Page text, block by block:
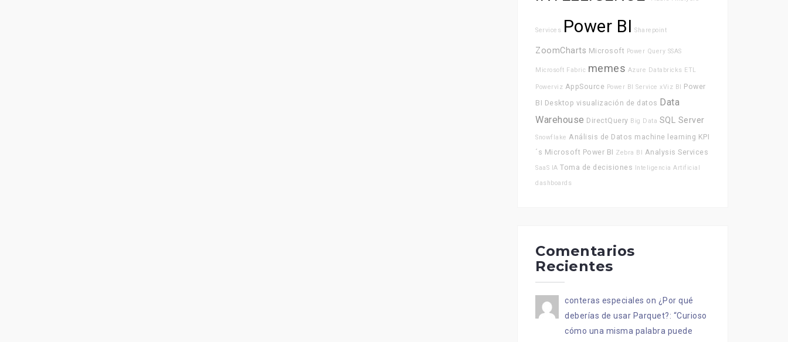
Services Power BI Sharepoint
ZoomCharts Microsoft Power Query SSAS
Microsoft Fabric memes Azure Databricks ETL
Powerviz AppSource Power BI Service xViz BI Power
BI Desktop visualización de datos Data
Warehouse DirectQuery Big Data SQL Server
Snowflake Análisis de Datos machine learning KPI
´s Microsoft Power BI Zebra BI Analysis Services
SaaS IA Toma de decisiones Inteligencia Artificial
dashboards
Comentarios
Recientes
conteras especiales on ¿Por qué
deberías de usar Parquet?: “Curioso
cómo una misma palabra puede